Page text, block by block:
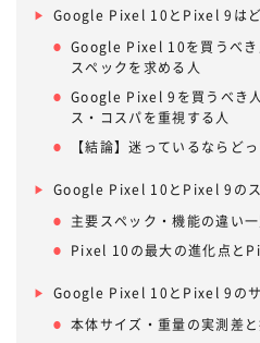
Google Pixel 10とPixel 9はど
Google Pixel 10を買うべき
スペックを求める人
Google Pixel 9を買うべき
ス・コスパを重視する人
【結論】迷っているならど
Google Pixel 10とPixel 9の
主要スペック・機能の違い
Pixel 10の最大の進化点と
Google Pixel 10とPixel 9のサ
本体サイズ・重量の実測差